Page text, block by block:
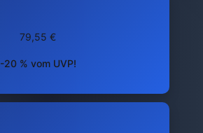
79,55 €
-20 % vom UVP!